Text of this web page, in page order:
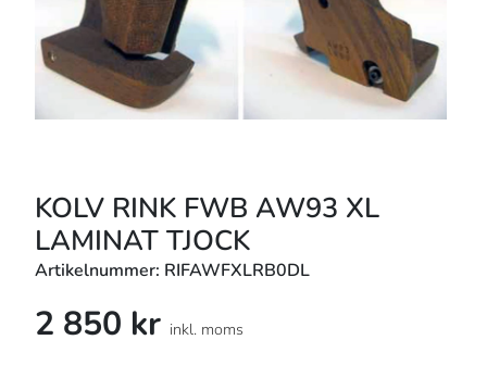
KOLV RINK FWB AW93 XL
LAMINAT TJOCK
Artikelnummer: RIFAWFXLRB0DL
2 850 kr inkl. moms